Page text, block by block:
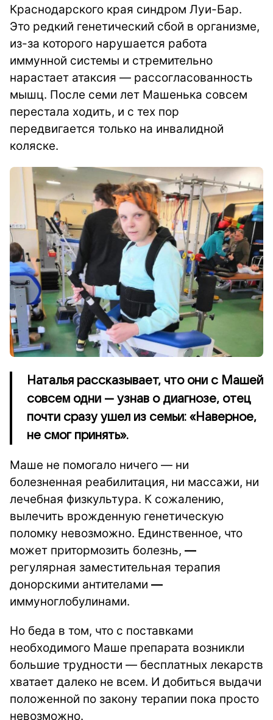
Краснодарского края синдром Луи-Бар.
Это редкий генетический сбой в организме,
из-за которого нарушается работа
иммунной системы и стремительно
нарастает атаксия — рассогласованность
мышц. После семи лет Машенька совсем
перестала ходить, и с тех пор
передвигается только на инвалидной
коляске.
Наталья рассказывает, что они с Машей
совсем одни — узнав о диагнозе, отец
почти сразу ушел из семьи: «Наверное,
не смог принять».
Маше не помогало ничего — ни
болезненная реабилитация, ни массажи, ни
лечебная физкультура. К сожалению,
вылечить врожденную генетическую
поломку невозможно. Единственное, что
может притормозить болезнь, —
регулярная заместительная терапия
донорскими антителами —
иммуноглобулинами.
Но беда в том, что с поставками
необходимого Маше препарата возникли
большие трудности — бесплатных лекарств
хватает далеко не всем. И добиться выдачи
положенной по закону терапии пока просто
невозможно.